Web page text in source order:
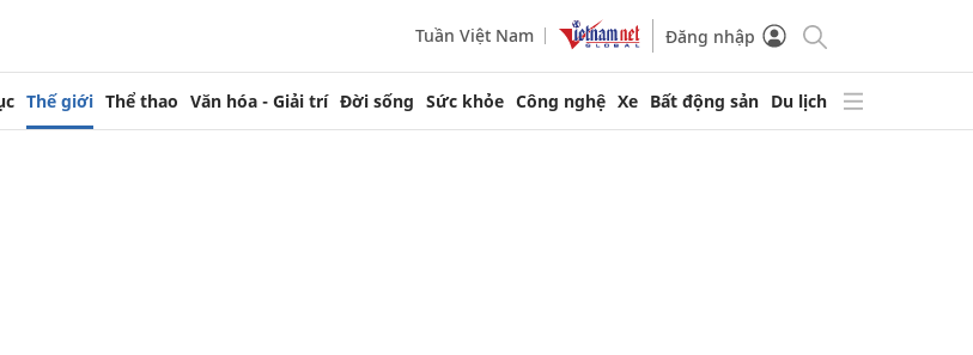
Tuần Việt Nam Đăng nhập
Thế giới Thể thao Văn hóa - Giải trí Đời sống Sức khỏe Công nghệ Xe Bất động sản Du lịch